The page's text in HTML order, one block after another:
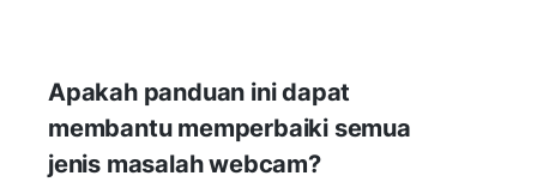
Apakah panduan ini dapat
membantu memperbaiki semua
jenis masalah webcam?